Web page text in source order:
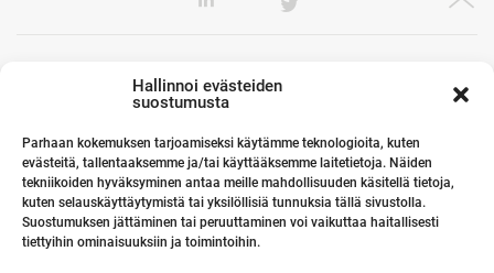
Hallinnoi evästeiden
suostumusta
Parhaan kokemuksen tarjoamiseksi käytämme teknologioita, kuten
evästeitä, tallentaaksemme ja/tai käyttääksemme laitetietoja. Näiden
tekniikoiden hyväksyminen antaa meille mahdollisuuden käsitellä tietoja,
kuten selauskäyttäytymistä tai yksilöllisiä tunnuksia tällä sivustolla.
Suostumuksen jättäminen tai peruuttaminen voi vaikuttaa haitallisesti
tiettyihin ominaisuuksiin ja toimintoihin.
Toimistomme Euroopassa
Kumppanimme maailmalla